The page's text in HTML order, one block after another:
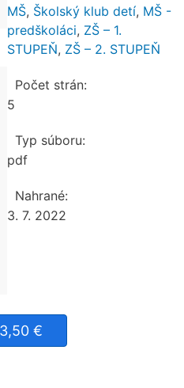
MŠ, Školský klub detí, MŠ -
predškoláci, ZŠ – 1.
STUPEŇ, ZŠ – 2. STUPEŇ
Počet strán:
5
Typ súboru:
pdf
Nahrané:
3. 7. 2022
3,50 €